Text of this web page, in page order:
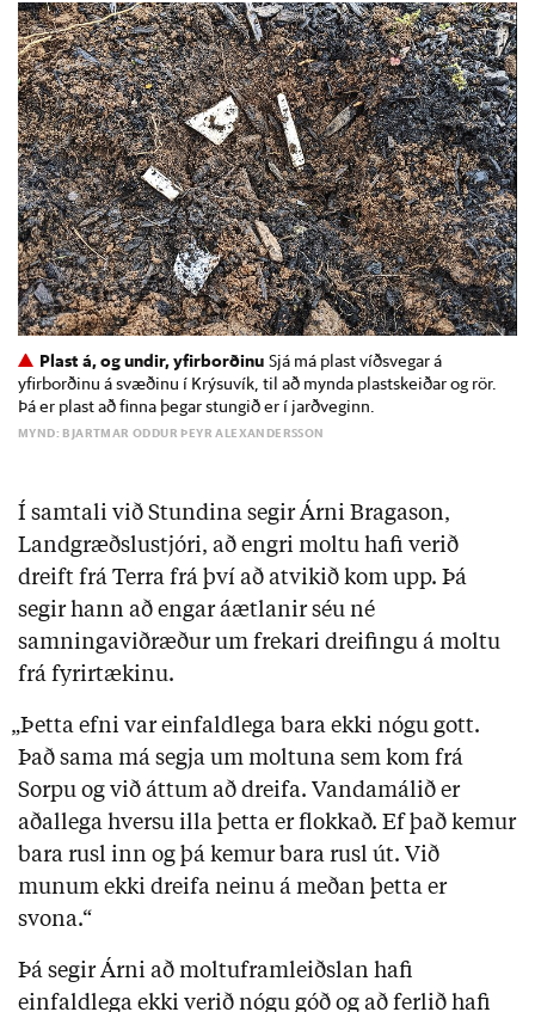
Plast á, og undir, yfirborðinu Sjá má plast víðsvegar á
yfirborðinu á svæðinu í Krýsuvík, til að mynda plastskeiðar og rör.
Þá er plast að finna þegar stungið er í jarðveginn.
MYND: BJARTMAR ODDUR ÞEYR ALEXANDERSSON
Í samtali við Stundina segir Árni Bragason,
Landgræðslustjóri, að engri moltu hafi verið
dreift frá Terra frá því að atvikið kom upp. Þá
segir hann að engar áætlanir séu né
samningaviðræður um frekari dreifingu á moltu
frá fyrirtækinu.
„Þetta efni var einfaldlega bara ekki nógu gott.
Það sama má segja um moltuna sem kom frá
Sorpu og við áttum að dreifa. Vandamálið er
aðallega hversu illa þetta er flokkað. Ef það kemur
bara rusl inn og þá kemur bara rusl út. Við
munum ekki dreifa neinu á meðan þetta er
svona.“
Þá segir Árni að moltuframleiðslan hafi
einfaldlega ekki verið nógu góð og að ferlið hafi